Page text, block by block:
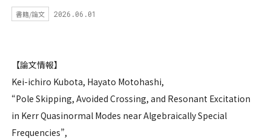
書籍/論文 2026.06.01
【論文情報】
Kei-ichiro Kubota, Hayato Motohashi,
“Pole Skipping, Avoided Crossing, and Resonant Excitation
in Kerr Quasinormal Modes near Algebraically Special
Frequencies”,